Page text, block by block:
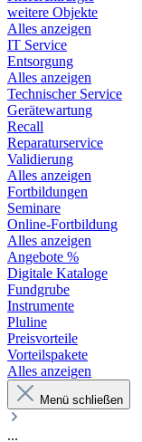
weitere Objekte
Alles anzeigen
IT Service
Entsorgung
Alles anzeigen
Technischer Service
Gerätewartung
Recall
Reparaturservice
Validierung
Alles anzeigen
Fortbildungen
Seminare
Online-Fortbildung
Alles anzeigen
Angebote %
Digitale Kataloge
Fundgrube
Instrumente
Pluline
Preisvorteile
Vorteilspakete
Alles anzeigen
Menü schließen
...